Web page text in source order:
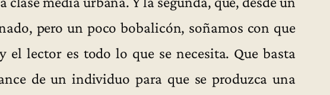
pero un poco bobalicón, soñamos con que
el lector es todo lo que se necesita. Que basta
de un individuo para que se produzca una